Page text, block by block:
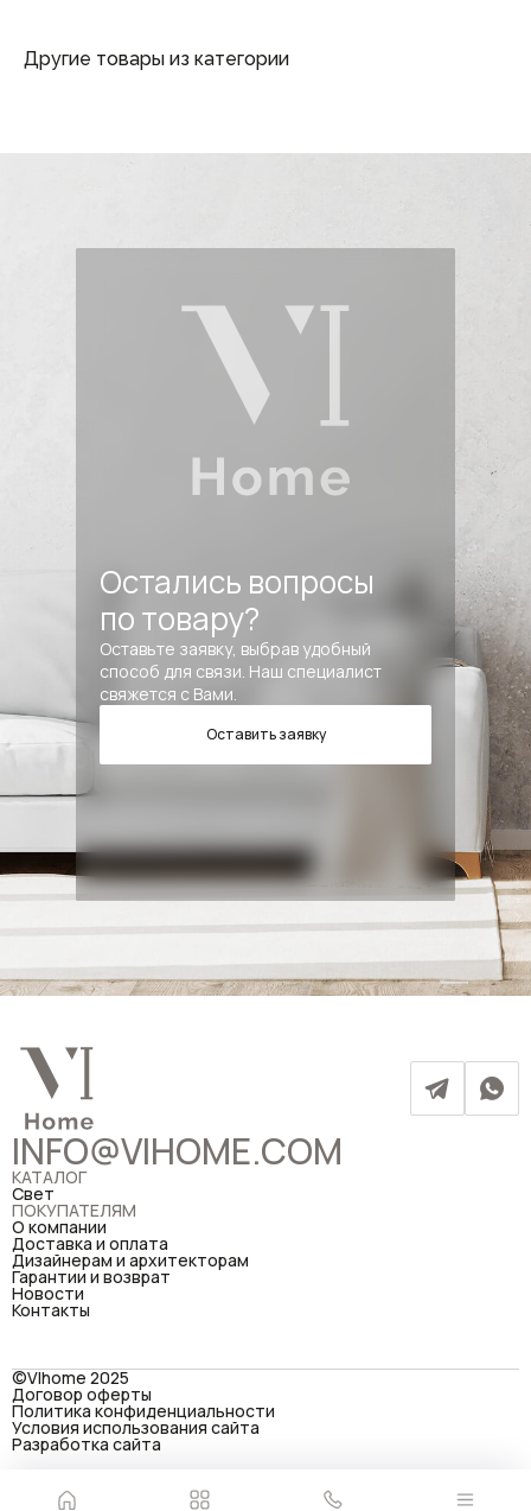
Другие товары из категории
Остались вопросы
по товару?
Оставьте заявку, выбрав удобный
способ для связи. Наш специалист
свяжется с Вами.
Оставить заявку
INFO@VIHOME.COM
КАТАЛОГ
Свет
ПОКУПАТЕЛЯМ
О компании
Доставка и оплата
Дизайнерам и архитекторам
Гарантии и возврат
Новости
Контакты
©VIhome 2025
Договор оферты
Политика конфиденциальности
Условия использования сайта
Разработка сайта